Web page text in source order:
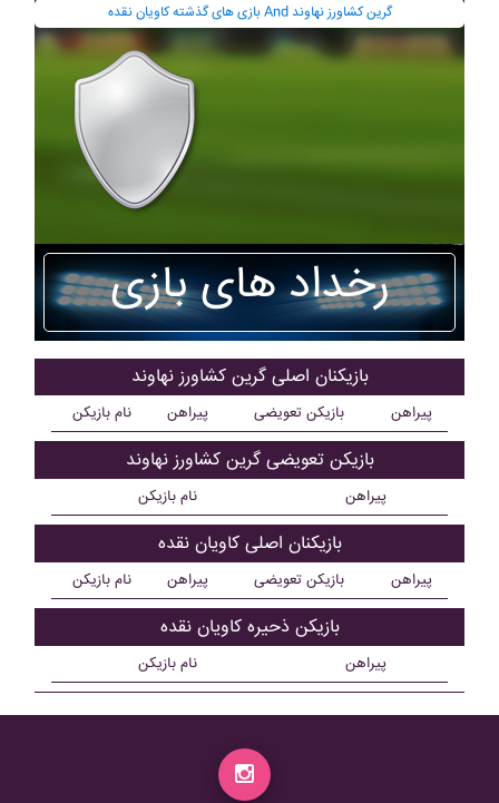
بازی های گذشته کاويان نقده And گرين کشاورز نهاوند
رخداد های بازی
بازیکنان اصلی گرين کشاورز نهاوند
نام بازیکن پیراهن بازیکن تعویضی پیراهن
بازیکن تعویضی گرين کشاورز نهاوند
نام بازیکن پیراهن
بازیکنان اصلی کاويان نقده
نام بازیکن پیراهن بازیکن تعویضی پیراهن
بازیکن ذحیره کاويان نقده
نام بازیکن پیراهن